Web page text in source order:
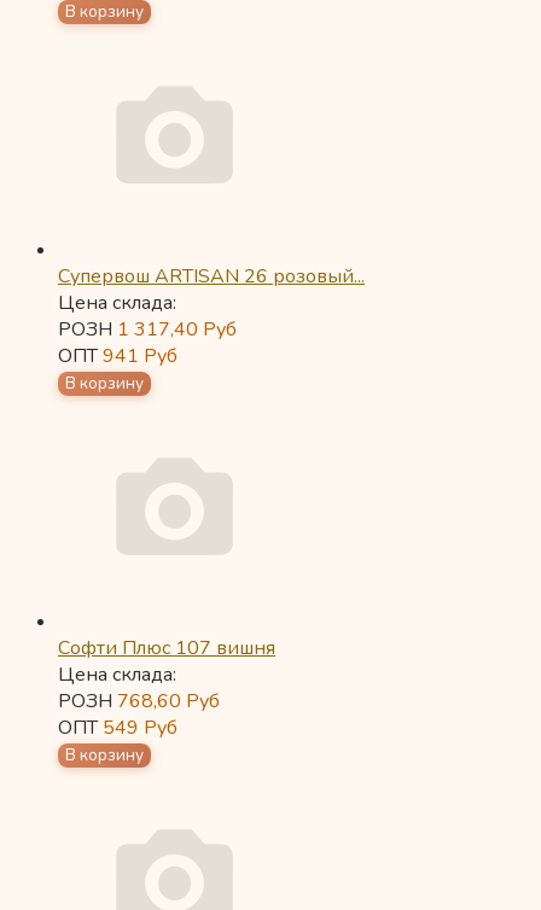
Супервош ARTISAN 26 розовый...
Цена склада:
РОЗН 1 317,40 Руб
ОПТ941 Руб
Софти Плюс 107 вишня
Цена склада:
РОЗН 768,60 Руб
ОПТ549 Руб